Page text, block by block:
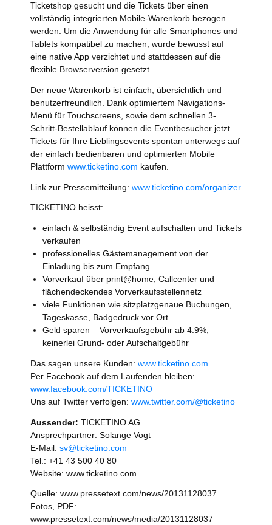
Ticketshop gesucht und die Tickets über einen
vollständig integrierten Mobile-Warenkorb bezogen
werden. Um die Anwendung für alle Smartphones und
Tablets kompatibel zu machen, wurde bewusst auf
eine native App verzichtet und stattdessen auf die
flexible Browserversion gesetzt.
Der neue Warenkorb ist einfach, übersichtlich und
benutzerfreundlich. Dank optimiertem Navigations-
Menü für Touchscreens, sowie dem schnellen 3-
Schritt-Bestellablauf können die Eventbesucher jetzt
Tickets für Ihre Lieblingsevents spontan unterwegs auf
der einfach bedienbaren und optimierten Mobile
Plattform www.ticketino.com kaufen.
Link zur Pressemitteilung: www.ticketino.com/organizer
TICKETINO heisst:
einfach & selbständig Event aufschalten und Tickets
verkaufen
professionelles Gästemanagement von der
Einladung bis zum Empfang
Vorverkauf über print@home, Callcenter und
flächendeckendes Vorverkaufsstellennetz
viele Funktionen wie sitzplatzgenaue Buchungen,
Tageskasse, Badgedruck vor Ort
Geld sparen – Vorverkaufsgebühr ab 4.9%,
keinerlei Grund- oder Aufschaltgebühr
Das sagen unsere Kunden: www.ticketino.com
Per Facebook auf dem Laufenden bleiben:
www.facebook.com/TICKETINO
Uns auf Twitter verfolgen: www.twitter.com/@ticketino
Aussender: TICKETINO AG
Ansprechpartner: Solange Vogt
E-Mail: sv@ticketino.com
Tel.: +41 43 500 40 80
Website: www.ticketino.com
Quelle: www.pressetext.com/news/20131128037
Fotos, PDF:
www.pressetext.com/news/media/20131128037